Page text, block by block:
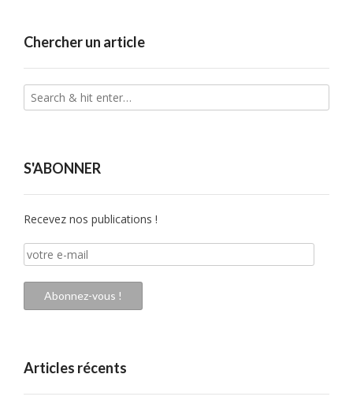
Chercher un article
S'ABONNER
Recevez nos publications !
votre
e-
mail
Abonnez-vous !
Articles récents